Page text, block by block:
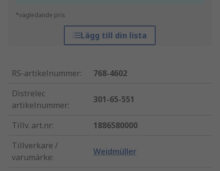
*vägledande pris
Lägg till din lista
RS-artikelnummer:
768-4602
Distrelec
artikelnummer:
301-65-551
Tillv. art.nr:
1886580000
Tillverkare /
varumärke:
Weidmüller